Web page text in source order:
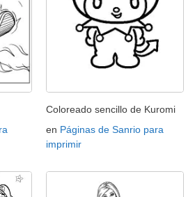
Coloreado sencillo de Kuromi
en Páginas de Sanrio para
imprimir